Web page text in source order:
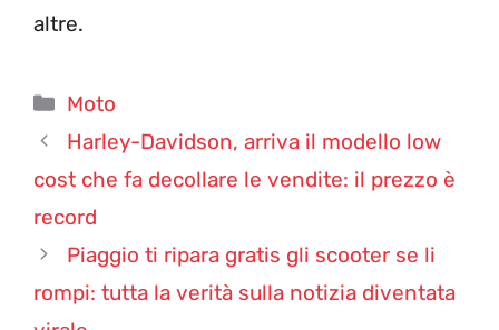
altre.
Categorie
Moto
Harley-Davidson, arriva il modello low
cost che fa decollare le vendite: il prezzo è
record
Piaggio ti ripara gratis gli scooter se li
rompi: tutta la verità sulla notizia diventata